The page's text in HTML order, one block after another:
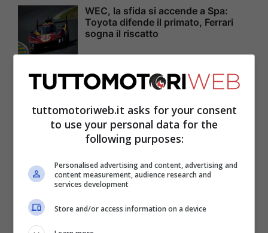
WEC, la sfida si accende a Spa:
Toyota difende il primato, Ferrari
sogna il riscatto
Tragedia al Nürburgring: incidente
nella NLS, perde la vita il pilota Juha
Miettinen
Verstappen passa già alla
Mercedes? Guardate cosa lo
tuttomotoriweb.it asks for your consent
to use your personal data for the
following purposes:
Personalised advertising and content, advertising and
content measurement, audience research and
services development
Store and/or access information on a device